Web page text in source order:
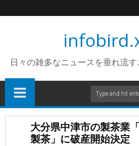
日々の雑多なニュースを垂れ流
大分県中津市の製茶業
製茶」に破産開始決定